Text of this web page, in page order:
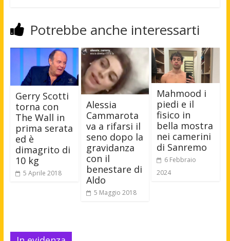
Potrebbe anche interessarti
Gerry Scotti
torna con
The Wall in
prima serata
ed è
dimagrito di
10 kg
5 Aprile 2018
Alessia
Cammarota
va a rifarsi il
seno dopo la
gravidanza
con il
benestare di
Aldo
5 Maggio 2018
Mahmood i
piedi e il
fisico in
bella mostra
nei camerini
di Sanremo
6 Febbraio
2024